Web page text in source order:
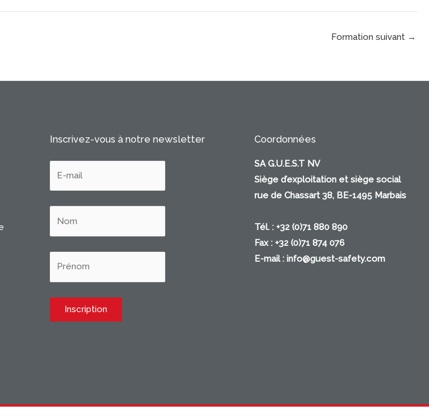
Formation suivant →
Inscrivez-vous à notre newsletter Coordonnées
SA G.U.E.S.T NV
Siège d’exploitation et siège social
rue de Chassart 38, BE-1495 Marbais
Tél. : +32 (0)71 880 890
Fax : +32 (0)71 874 076
E-mail : info@guest-safety.com